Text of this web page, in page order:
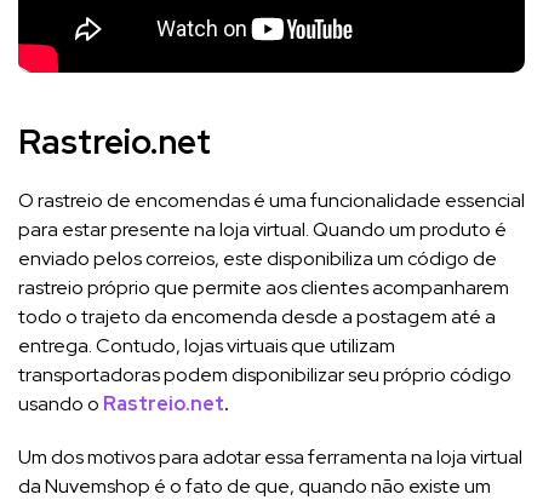
Rastreio.net
O rastreio de encomendas é uma funcionalidade essencial
para estar presente na loja virtual. Quando um produto é
enviado pelos correios, este disponibiliza um código de
rastreio próprio que permite aos clientes acompanharem
todo o trajeto da encomenda desde a postagem até a
entrega. Contudo, lojas virtuais que utilizam
transportadoras podem disponibilizar seu próprio código
usando o Rastreio.net.
Um dos motivos para adotar essa ferramenta na loja virtual
da Nuvemshop é o fato de que, quando não existe um